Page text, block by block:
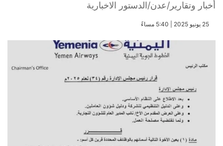
أخبار وتقارير/عدن/الدستور الاخبارية
​25 يونيو 2025 | 5:40 مساءً